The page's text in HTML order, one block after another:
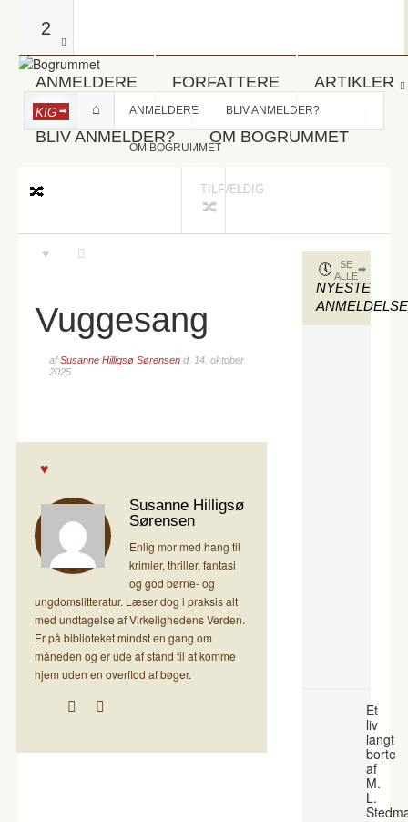
2
ANMELDERE FORFATTERE ARTIKLER
BLIV ANMELDER? OM BOGRUMMET
KIG ANMELDERE BLIV ANMELDER?
OM BOGRUMMET
TILFÆLDIG
Vuggesang
afSusanne Hilligsø Sørensen d. 14. oktober
2025
Susanne Hilligsø
Sørensen
Enlig mor med hang til
krimier, thriller, fantasi
og god børne- og
ungdomslitteratur. Læser dog i praksis alt
med undtagelse af Virkelighedens Verden.
Er på biblioteket mindst en gang om
måneden og er ude af stand til at komme
hjem uden en overflod af bøger.
NYESTE
SE
ALLE
Et
liv
langt
borte
af
M.
L.